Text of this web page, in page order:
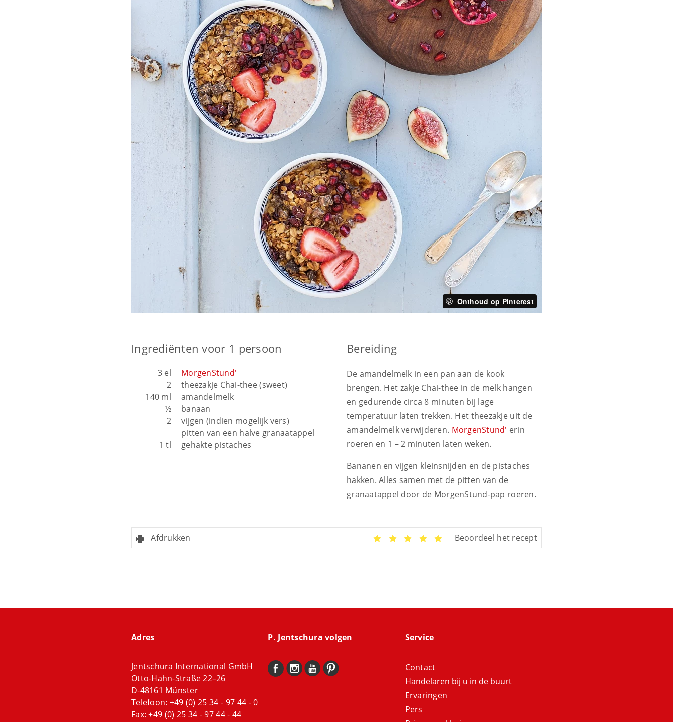
Onthoud op Pinterest
Ingrediënten voor 1 persoon
3 el
MorgenStund'
2
theezakje Chai-thee (sweet)
140 ml
amandelmelk
½
banaan
2
vijgen (indien mogelijk vers)
pitten van een halve granaatappel
1 tl
gehakte pistaches
Bereiding
De amandelmelk in een pan aan de kook
brengen. Het zakje Chai-thee in de melk hangen
en gedurende circa 8 minuten bij lage
temperatuur laten trekken. Het theezakje uit de
amandelmelk verwijderen. MorgenStund' erin
roeren en 1 – 2 minuten laten weken.
Bananen en vijgen kleinsnijden en de pistaches
hakken. Alles samen met de pitten van de
granaatappel door de MorgenStund-pap roeren.
Afdrukken Beoordeel het recept
Adres
Jentschura International GmbH
Otto-Hahn-Straße 22–26
D-48161 Münster
Telefoon: +49 (0) 25 34 - 97 44 - 0
Fax: +49 (0) 25 34 - 97 44 - 44
P. Jentschura volgen Service
Contact
Handelaren bij u in de buurt
Ervaringen
Pers